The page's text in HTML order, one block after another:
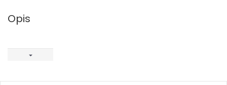
Opis